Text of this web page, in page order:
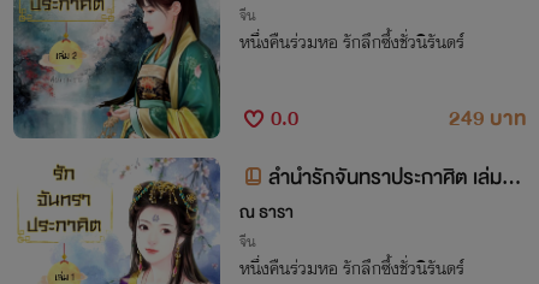
จีน
หนึ่งคืนร่วมหอ รักลึกซึ้งชั่วนิรันดร์
0.0
249 บาท
ลำนำรักจันทราประกาศิต เล่มที่
1 <NC25+>
ณ ธารา
จีน
หนึ่งคืนร่วมหอ รักลึกซึ้งชั่วนิรันดร์